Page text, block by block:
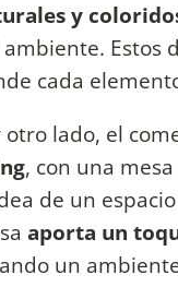
y
Estos
cada
otro lado, el
, con una
de un
aporta un
un